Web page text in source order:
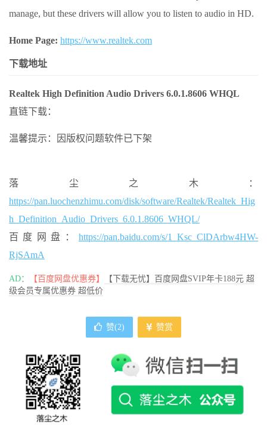
manage, but these drivers will allow you to listen to audio in HD.
Home Page: https://www.realtek.com
下载地址
Realtek High Definition Audio Drivers 6.0.1.8606 WHQL
直链下载：
温馨提示：因版权问题软件已下架
落尘之木：
https://pan.luochenzhimu.com/disk/software/Realtek/Realtek_Hig
h_Definition_Audio_Drivers_6.0.1.8606_WHQL/
百度网盘： https://pan.baidu.com/s/1_Ksc_ClDArbw4HW-
RjSAmA
AD： 【百度网盘优惠券】
【下载无忧】百度网盘SVIP年卡188元 超
级会员专属优惠券 超低价
赞(2) 赞赏